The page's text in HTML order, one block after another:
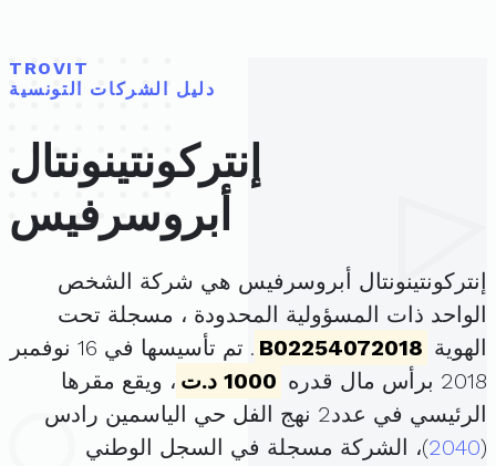
TROVIT
دليل الشركات التونسية
إنتركونتينونتال
أبروسرفيس
إنتركونتينونتال أبروسرفيس هي شركة الشخص
الواحد ذات المسؤولية المحدودة ، مسجلة تحت
الهوية B02254072018
. تم تأسيسها في 16 نوفمبر
2018 برأس مال قدره
1000 د.ت
، ويقع مقرها
الرئيسي في عدد2 نهج الفل حي الياسمين رادس
(
2040)، الشركة مسجلة في السجل الوطني